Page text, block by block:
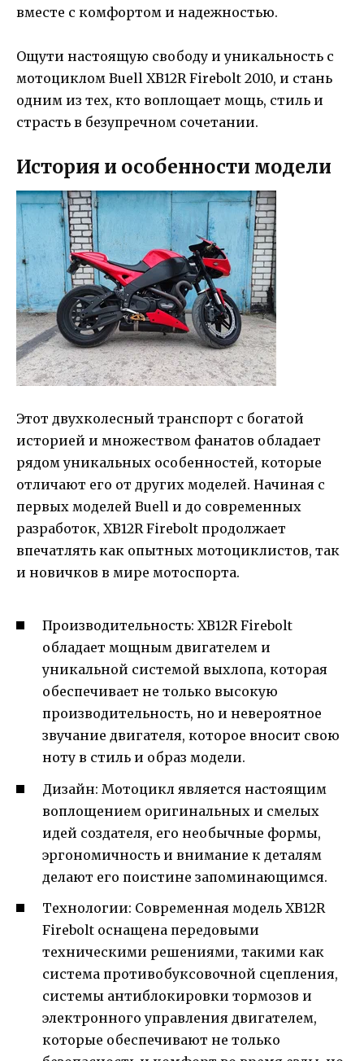
вместе с комфортом и надежностью.
Ощути настоящую свободу и уникальность с
мотоциклом Buell XB12R Firebolt 2010, и стань
одним из тех, кто воплощает мощь, стиль и
страсть в безупречном сочетании.
История и особенности модели
Этот двухколесный транспорт с богатой
историей и множеством фанатов обладает
рядом уникальных особенностей, которые
отличают его от других моделей. Начиная с
первых моделей Buell и до современных
разработок, XB12R Firebolt продолжает
впечатлять как опытных мотоциклистов, так
и новичков в мире мотоспорта.
Производительность: XB12R Firebolt
обладает мощным двигателем и
уникальной системой выхлопа, которая
обеспечивает не только высокую
производительность, но и невероятное
звучание двигателя, которое вносит свою
ноту в стиль и образ модели.
Дизайн: Мотоцикл является настоящим
воплощением оригинальных и смелых
идей создателя, его необычные формы,
эргономичность и внимание к деталям
делают его поистине запоминающимся.
Технологии: Современная модель XB12R
Firebolt оснащена передовыми
техническими решениями, такими как
система противобуксовочной сцепления,
системы антиблокировки тормозов и
электронного управления двигателем,
которые обеспечивают не только